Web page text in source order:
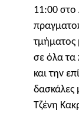
11:00 στο
τμήματος
σε όλα τα
και την
Τζένη